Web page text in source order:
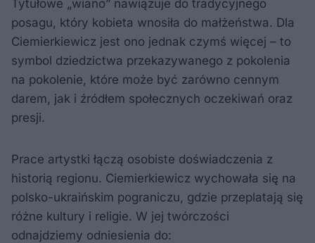
Tytułowe „wiano” nawiązuje do tradycyjnego
posagu, który kobieta wnosiła do małżeństwa. Dla
Ciemierkiewicz jest ono jednak czymś więcej – to
symbol dziedzictwa przekazywanego z pokolenia
na pokolenie, które może być zarówno cennym
darem, jak i źródłem społecznych oczekiwań oraz
presji.
Prace artystki łączą osobiste doświadczenia z
historią regionu. Ciemierkiewicz wychowała się na
polsko-ukraińskim pograniczu, gdzie przeplatają się
różne kultury i religie. W jej twórczości
odnajdziemy odniesienia do: